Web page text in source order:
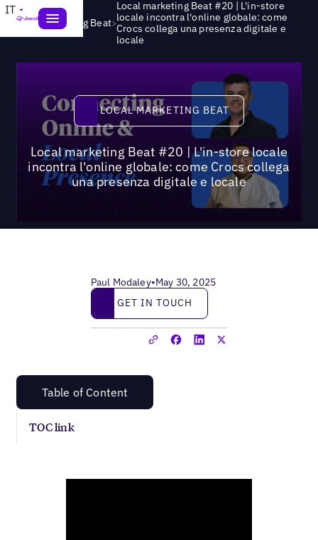
IT
Local Marketing Beat>
Local marketing Beat #20 | L'in-store
locale incontra l'online globale: come
Crocs collega una presenza digitale e
locale
Local Marketing Beat
LOCAL MARKETING BEAT
Local marketing Beat #20 | L'in-store locale
incontra l'online globale: come Crocs collega
una presenza digitale e locale
Paul Modaley•May 30, 2025
Get in touch
GET IN TOUCH
Table of Content
TOC link